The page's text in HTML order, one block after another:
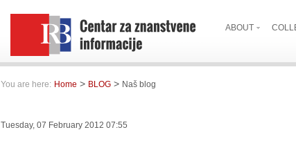
ABOUT
You are here: Home > BLOG > Naš blog
Tuesday, 07 February 2012 07:55